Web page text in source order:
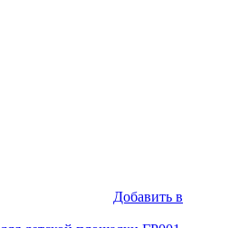
Добавить в